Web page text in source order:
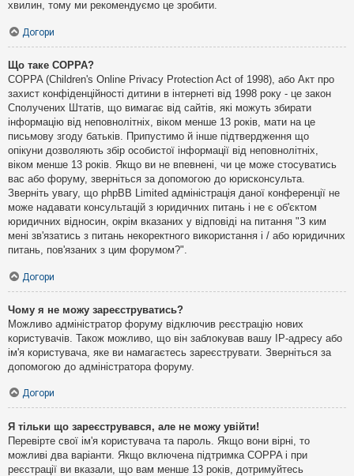
хвилин, тому ми рекомендуємо це зробити.
Догори
Що таке COPPA?
COPPA (Children's Online Privacy Protection Act of 1998), або Акт про
захист конфіденційності дитини в інтернеті від 1998 року - це закон
Сполучених Штатів, що вимагає від сайтів, які можуть збирати
інформацію від неповнолітніх, віком менше 13 років, мати на це
письмову згоду батьків. Припустимо й інше підтвердження що
опікуни дозволяють збір особистої інформації від неповнолітніх,
віком менше 13 років. Якщо ви не впевнені, чи це може стосуватись
вас або форуму, зверніться за допомогою до юрисконсульта.
Зверніть увагу, що phpBB Limited адміністрація даної конференції не
може надавати консультацій з юридичних питань і не є об'єктом
юридичних відносин, окрім вказаних у відповіді на питання "З ким
мені зв'язатись з питань некоректного використання і / або юридичних
питань, пов'язаних з цим форумом?".
Догори
Чому я не можу зареєструватись?
Можливо адміністратор форуму відключив реєстрацію нових
користувачів. Також можливо, що він заблокував вашу IP-адресу або
ім'я користувача, яке ви намагаєтесь зареєструвати. Зверніться за
допомогою до адміністратора форуму.
Догори
Я тільки що зареєструвався, але не можу увійти!
Перевірте свої ім'я користувача та пароль. Якщо вони вірні, то
можливі два варіанти. Якщо включена підтримка COPPA і при
реєстрації ви вказали, що вам менше 13 років, дотримуйтесь